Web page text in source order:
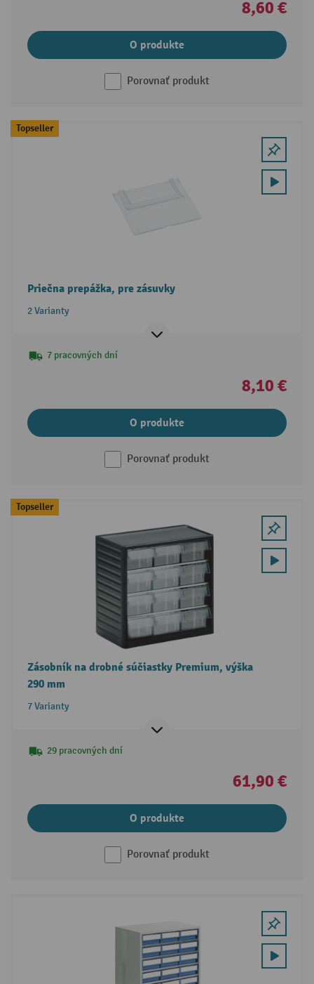
8,60 €
O produkte
Porovnať produkt
Topseller
Priečna prepážka, pre zásuvky
2 Varianty
7 pracovných dní
8,10 €
O produkte
Porovnať produkt
Topseller
Zásobník na drobné súčiastky Premium, výška
290 mm
7 Varianty
29 pracovných dní
61,90 €
O produkte
Porovnať produkt